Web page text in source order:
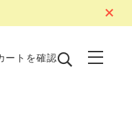
ートを確認